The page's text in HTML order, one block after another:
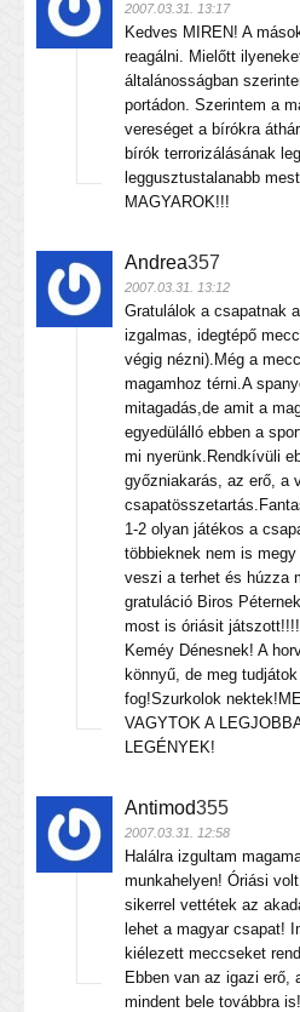
2007.03.31. 13:17
Kedves MIREN! A
reagálni. Mielőtt
általánosságban
portádon. Szerintem a
vereséget a bírókra
bírók terrorizálásának
leggusztustalanabb
MAGYAROK!!!
Andrea357
2007.03.31. 13:12
Gratulálok a csapatnak
izgalmas, idegtépő
végig nézni).Még a
magamhoz térni.A
mitagadás,de amit a
egyedülálló ebben a
mi nyerünk.Rendkívüli
győzniakarás, az erő, a
1-2 olyan játékos a
többieknek nem is
veszi a terhet és húzza
gratuláció Biros
most is óriásit
Keméy Dénesnek! A
könnyű, de meg
fog!Szurkolok
VAGYTOK A
LEGÉNYEK!
Antimod355
2007.03.31. 12:58
Halálra izgultam
munkahelyen! Óriási
sikerrel vettétek az
lehet a magyar csapat!
kiélezett meccseket
Ebben van az igazi erő,
mindent bele továbbra is!